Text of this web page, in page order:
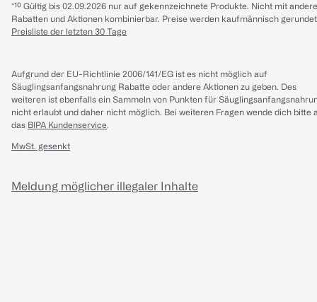
*¹⁰ Gültig bis 02.09.2026 nur auf gekennzeichnete Produkte. Nicht mit
Rabatten und Aktionen kombinierbar. Preise werden kaufmännisch
Preisliste der letzten 30 Tage
Aufgrund der EU-Richtlinie 2006/141/EG ist es nicht möglich auf
Säuglingsanfangsnahrung Rabatte oder andere Aktionen zu geben. Des
weiteren ist ebenfalls ein Sammeln von Punkten für
nicht erlaubt und daher nicht möglich. Bei weiteren Fragen wende dich bitte
das BIPA Kundenservice.
MwSt. gesenkt
Meldung möglicher illegaler Inhalte